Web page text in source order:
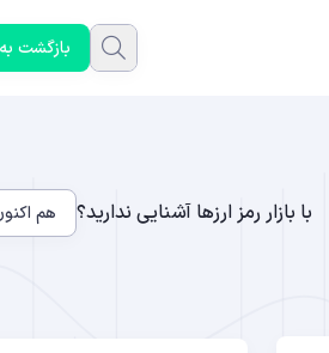
بازگشت
با بازار رمز ارزها آشنایی ندارید؟ هم